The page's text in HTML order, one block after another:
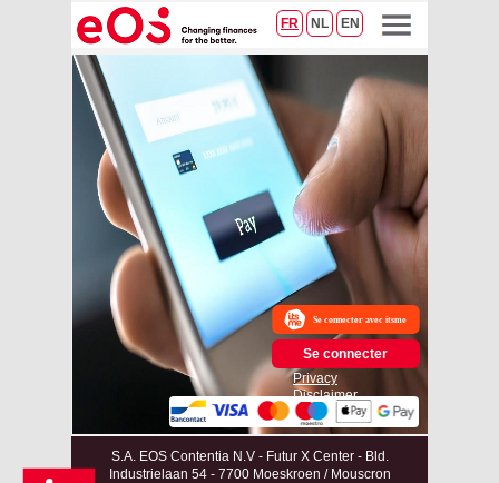
S.A. EOS Contentia N.V - Futur X Center - Bld.
Industrielaan 54 - 7700 Moeskroen / Mouscron
EN
FR NL
Se connecter
Privacy
Disclaimer